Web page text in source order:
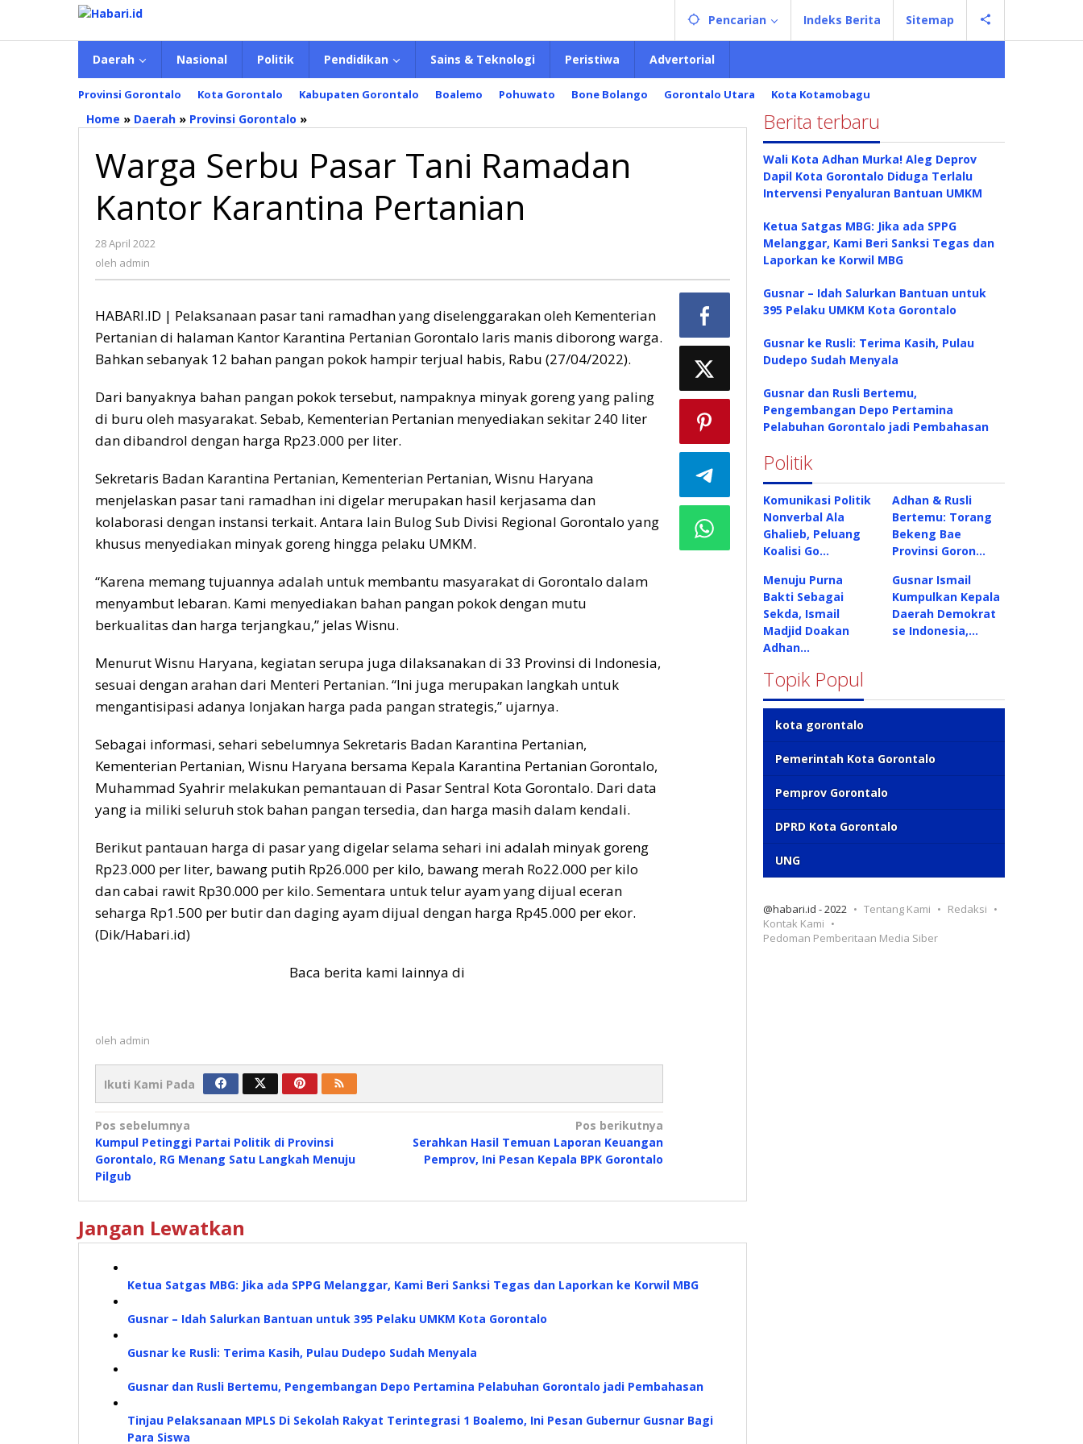
konten
Pencarian Indeks Berita Sitemap
Daerah Nasional Politik Pendidikan Sains & Teknologi Peristiwa Advertorial
Provinsi Gorontalo Kota Gorontalo Kabupaten Gorontalo Boalemo Pohuwato Bone Bolango Gorontalo Utara Kota Kotamobagu
Home » Daerah » Provinsi Gorontalo »
Pasar
Tani
Kantor
Karantina
Warga Serbu Pasar Tani Ramadan
Kantor Karantina Pertanian
28 April 2022
oleh admin
HABARI.ID | Pelaksanaan pasar tani ramadhan yang diselenggarakan oleh Kementerian
Pertanian di halaman Kantor Karantina Pertanian Gorontalo laris manis diborong warga.
Bahkan sebanyak 12 bahan pangan pokok hampir terjual habis, Rabu (27/04/2022).
Dari banyaknya bahan pangan pokok tersebut, nampaknya minyak goreng yang paling
di buru oleh masyarakat. Sebab, Kementerian Pertanian menyediakan sekitar 240 liter
dan dibandrol dengan harga Rp23.000 per liter.
Sekretaris Badan Karantina Pertanian, Kementerian Pertanian, Wisnu Haryana
menjelaskan pasar tani ramadhan ini digelar merupakan hasil kerjasama dan
kolaborasi dengan instansi terkait. Antara lain Bulog Sub Divisi Regional Gorontalo yang
khusus menyediakan minyak goreng hingga pelaku UMKM.
“Karena memang tujuannya adalah untuk membantu masyarakat di Gorontalo dalam
menyambut lebaran. Kami menyediakan bahan pangan pokok dengan mutu
berkualitas dan harga terjangkau,” jelas Wisnu.
Menurut Wisnu Haryana, kegiatan serupa juga dilaksanakan di 33 Provinsi di Indonesia,
sesuai dengan arahan dari Menteri Pertanian. “Ini juga merupakan langkah untuk
mengantisipasi adanya lonjakan harga pada pangan strategis,” ujarnya.
Sebagai informasi, sehari sebelumnya Sekretaris Badan Karantina Pertanian,
Kementerian Pertanian, Wisnu Haryana bersama Kepala Karantina Pertanian Gorontalo,
Muhammad Syahrir melakukan pemantauan di Pasar Sentral Kota Gorontalo. Dari data
yang ia miliki seluruh stok bahan pangan tersedia, dan harga masih dalam kendali.
Berikut pantauan harga di pasar yang digelar selama sehari ini adalah minyak goreng
Rp23.000 per liter, bawang putih Rp26.000 per kilo, bawang merah Ro22.000 per kilo
dan cabai rawit Rp30.000 per kilo. Sementara untuk telur ayam yang dijual eceran
seharga Rp1.500 per butir dan daging ayam dijual dengan harga Rp45.000 per ekor.
(Dik/Habari.id)
Baca berita kami lainnya di
oleh admin
Ikuti Kami Pada
Navigasi
pos
Pos sebelumnya
Kumpul Petinggi Partai Politik di Provinsi
Gorontalo, RG Menang Satu Langkah Menuju
Pilgub
Pos berikutnya
Serahkan Hasil Temuan Laporan Keuangan
Pemprov, Ini Pesan Kepala BPK Gorontalo
Jangan Lewatkan
Ketua Satgas MBG: Jika ada SPPG Melanggar, Kami Beri Sanksi Tegas dan Laporkan ke Korwil MBG
Gusnar – Idah Salurkan Bantuan untuk 395 Pelaku UMKM Kota Gorontalo
Gusnar ke Rusli: Terima Kasih, Pulau Dudepo Sudah Menyala
Gusnar dan Rusli Bertemu, Pengembangan Depo Pertamina Pelabuhan Gorontalo jadi Pembahasan
Tinjau Pelaksanaan MPLS Di Sekolah Rakyat Terintegrasi 1 Boalemo, Ini Pesan Gubernur Gusnar Bagi
Para Siswa
Berita terbaru
Wali Kota Adhan Murka! Aleg Deprov
Dapil Kota Gorontalo Diduga Terlalu
Intervensi Penyaluran Bantuan UMKM
Ketua Satgas MBG: Jika ada SPPG
Melanggar, Kami Beri Sanksi Tegas dan
Laporkan ke Korwil MBG
Gusnar – Idah Salurkan Bantuan untuk
395 Pelaku UMKM Kota Gorontalo
Gusnar ke Rusli: Terima Kasih, Pulau
Dudepo Sudah Menyala
Gusnar dan Rusli Bertemu,
Pengembangan Depo Pertamina
Pelabuhan Gorontalo jadi Pembahasan
Politik
Komunikasi Politik
Nonverbal Ala
Ghalieb, Peluang
Koalisi Go…
Adhan & Rusli
Bertemu: Torang
Bekeng Bae
Provinsi Goron…
Menuju Purna
Bakti Sebagai
Sekda, Ismail
Madjid Doakan
Adhan…
Gusnar Ismail
Kumpulkan Kepala
Daerah Demokrat
se Indonesia,…
Topik Popul
kota gorontalo
Pemerintah Kota Gorontalo
Pemprov Gorontalo
DPRD Kota Gorontalo
UNG
@habari.id - 2022 Tentang Kami
Redaksi
Kontak Kami
Pedoman Pemberitaan Media Siber